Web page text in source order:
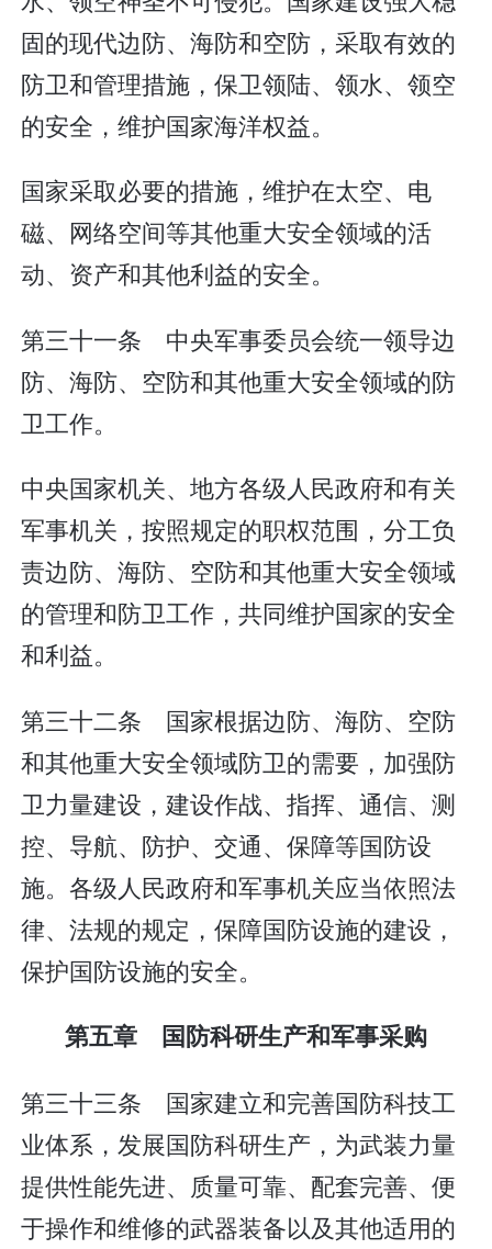
固的现代边防、海防和空防，采取有效的
防卫和管理措施，保卫领陆、领水、领空
的安全，维护国家海洋权益。
国家采取必要的措施，维护在太空、电
磁、网络空间等其他重大安全领域的活
动、资产和其他利益的安全。
第三十一条 中央军事委员会统一领导边
防、海防、空防和其他重大安全领域的防
卫工作。
中央国家机关、地方各级人民政府和有关
军事机关，按照规定的职权范围，分工负
责边防、海防、空防和其他重大安全领域
的管理和防卫工作，共同维护国家的安全
和利益。
第三十二条 国家根据边防、海防、空防
和其他重大安全领域防卫的需要，加强防
卫力量建设，建设作战、指挥、通信、测
控、导航、防护、交通、保障等国防设
施。各级人民政府和军事机关应当依照法
律、法规的规定，保障国防设施的建设，
保护国防设施的安全。
第五章 国防科研生产和军事采购
第三十三条 国家建立和完善国防科技工
业体系，发展国防科研生产，为武装力量
提供性能先进、质量可靠、配套完善、便
于操作和维修的武器装备以及其他适用的